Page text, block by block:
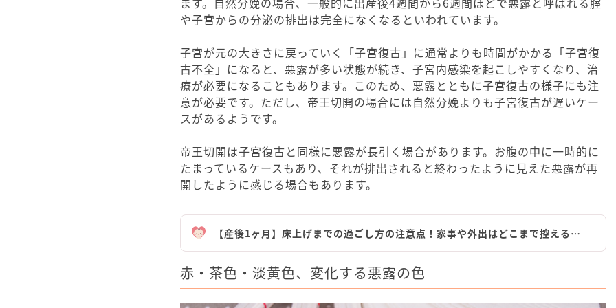
や子宮からの分泌の排出は完全になくなるといわれています。
子宮が元の大きさに戻っていく「子宮復古」に通常よりも時間がかかる「子宮復
古不全」になると、悪露が多い状態が続き、子宮内感染を起こしやすくなり、治
療が必要になることもあります。このため、悪露とともに子宮復古の様子にも注
意が必要です。ただし、帝王切開の場合には自然分娩よりも子宮復古が遅いケー
スがあるようです。
帝王切開は子宮復古と同様に悪露が長引く場合があります。お腹の中に一時的に
たまっているケースもあり、それが排出されると終わったように見えた悪露が再
開したように感じる場合もあります。
【産後1ヶ月】床上げまでの過ごし方の注意点！家事や外出はどこまで控える…
赤・茶色・淡黄色、変化する悪露の色